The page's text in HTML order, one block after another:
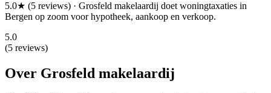
5.0★ (5 reviews) · Grosfeld makelaardij doet woningtaxaties in
Bergen op zoom voor hypotheek, aankoop en verkoop.
5.0
(5 reviews)
Over Grosfeld makelaardij